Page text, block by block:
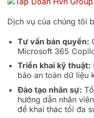
Dịch vụ của chúng tôi
Tư vấn bản quyền:
Microsoft 365
Triển khai kỹ thuật:
bảo an toàn dữ liệu
Đào tạo nhân sự:
hướng dẫn nhân
để khai thác tối đa